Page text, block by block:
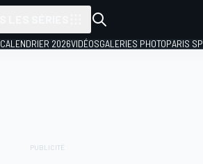
CALENDRIER 2026VIDÉOSGALERIES PHOTOPARIS